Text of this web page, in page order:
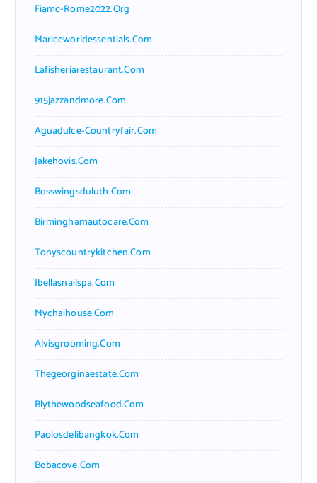
Fiamc-Rome2022.org
Mariceworldessentials.com
Lafisheriarestaurant.com
915jazzandmore.com
Aguadulce-Countryfair.com
Jakehovis.com
Bosswingsduluth.com
Birminghamautocare.com
Tonyscountrykitchen.com
Jbellasnailspa.com
Mychaihouse.com
Alvisgrooming.com
Thegeorginaestate.com
Blythewoodseafood.com
Paolosdelibangkok.com
Bobacove.com